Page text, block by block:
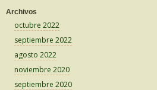
Archivos
octubre 2022
septiembre 2022
agosto 2022
noviembre 2020
septiembre 2020